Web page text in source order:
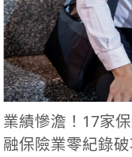
業績慘澹！17家
融保險業零紀錄